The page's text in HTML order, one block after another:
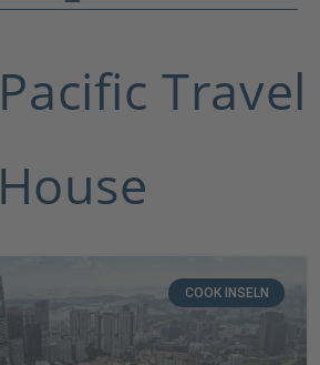
Pacific Travel
House
COOK INSELN